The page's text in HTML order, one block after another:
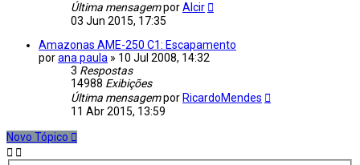
Última mensagemporAlcir
03 Jun 2015, 17:35
Amazonas AME-250 C1: Escapamento
porana paula » 10 Jul 2008, 14:32
3 Respostas
14988 Exibições
Última mensagempor RicardoMendes
11 Abr 2015, 13:59
Novo Tópico